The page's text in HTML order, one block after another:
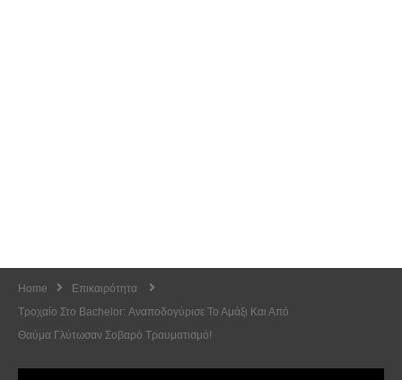
Home
Επικαιρότητα
Τροχαίο Στο Bachelor: Αναποδογύρισε Το Αμάξι Και Από
Θαύμα Γλύτωσαν Σοβαρό Τραυματισμό!